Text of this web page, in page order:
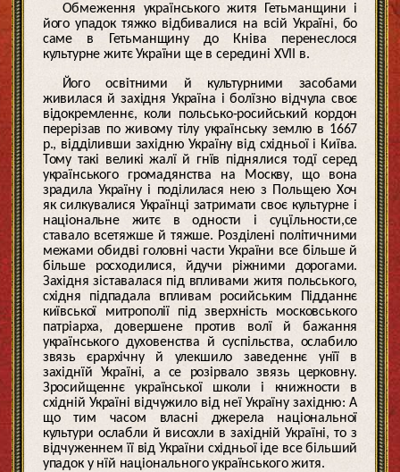
Обмеження українського житя Гетьманщини і
його упадок тяжко відбивалися на всій Україні, бо
саме в Гетьманщину до Кніва перенеслося
культурне житє України ще в середині XVII в.
Його освітними й культурними засобами
живилася й західня Україна і болїзно відчула своє
відокремленнє, коли польсько-росийський кордон
перерізав по живому тілу українську землю в 1667
р., відділивши західню Україну від східньої і Київа.
Тому такі великі жалї й гнїв піднялися тодї серед
українського громадянства на Москву, що вона
зрадила Україну і поділилася нею з Польщею Хоч
як силкувалися Українці затримати своє культурне і
національне житє в одности і суцїльности,се
ставало всетяжше й тяжше. Розділені політичними
межами обидві головні части України все більше й
більше росходилися, йдучи ріжними дорогами.
Західня зіставалася під впливами житя польського,
східня підпадала впливам росийським Підданнє
київської митрополії під зверхність московського
патріарха, довершене против волї й бажання
українського духовенства й суспільства, ослабило
звязь єрархічну й улекшило заведеннє унїї в
західнїй Україні, а се розірвало звязь церковну.
Зросийщеннє української школи і книжности в
східній Україні відчужило від неї Україну західню: А
що тим часом власні джерела національної
культури ослабли й висохли в західній Україні, то з
відчуженнем її від України східньої іде все більший
упадок у нїй національного українського житя.